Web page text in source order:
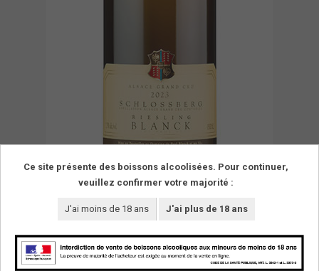
Ce site présente des boissons alcoolisées. Pour continuer,
veuillez confirmer votre majorité :
J'ai moins de 18 ans J'ai plus de 18 ans